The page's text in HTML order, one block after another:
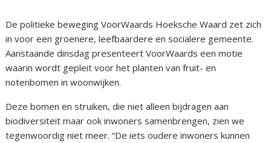
De politieke beweging VoorWaards Hoeksche Waard zet zich
in voor een groenere, leefbaardere en socialere gemeente.
Aanstaande dinsdag presenteert VoorWaards een motie
waarin wordt gepleit voor het planten van fruit- en
notenbomen in woonwijken.
Deze bomen en struiken, die niet alleen bijdragen aan
biodiversiteit maar ook inwoners samenbrengen, zien we
tegenwoordig niet meer. “De iets oudere inwoners kunnen